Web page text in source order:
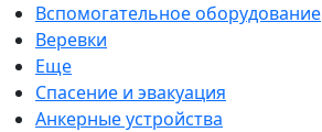
Вспомогательное оборудование
Веревки
Еще
Спасение и эвакуация
Анкерные устройства